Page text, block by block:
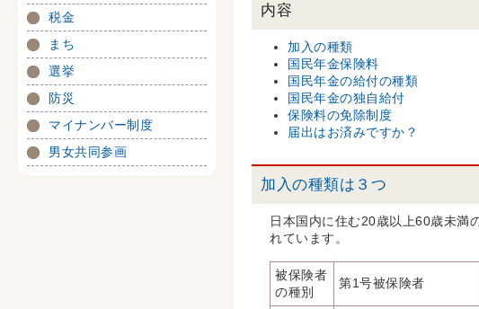
内容
加入の種類
国民年金保険料
国民年金の給付の種類
国民年金の独自給付
保険料の免除制度
届出はお済みですか？
加入の種類は３つ
日本国内に住む20歳以上60歳未満
れています。
被保険者
の種別
第1号被保険者
税金
まち
選挙
防災
マイナンバー制度
男女共同参画